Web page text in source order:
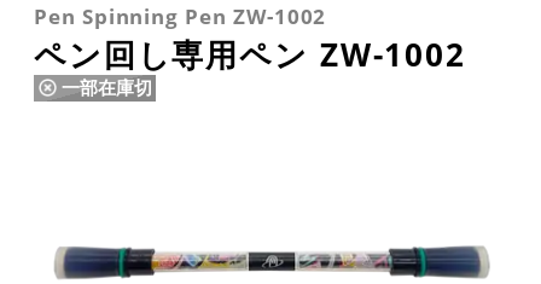
Pen Spinning Pen ZW-1002
ペン回し専用ペン ZW-1002
一部在庫切